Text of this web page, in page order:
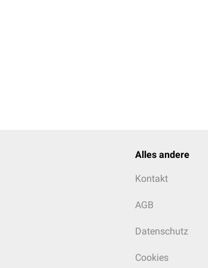
Alles andere
Kontakt
AGB
Datenschutz
Cookies